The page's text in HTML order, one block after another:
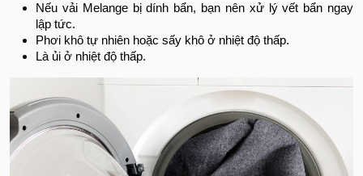
Nếu vải Melange bị dính bẩn, bạn nên xử lý vết bẩn ngay
lập tức.
Phơi khô tự nhiên hoặc sấy khô ở nhiệt độ thấp.
Là ủi ở nhiệt độ thấp.